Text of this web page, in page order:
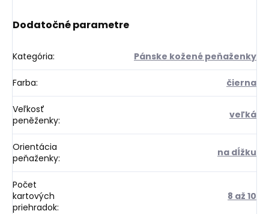
Dodatočné parametre
Kategória: Pánske kožené peňaženky
Farba: čierna
Veľkosť
peněženky: veľká
Orientácia
peňaženky: na dĺžku
Počet
kartových
priehradok:
8 až 10